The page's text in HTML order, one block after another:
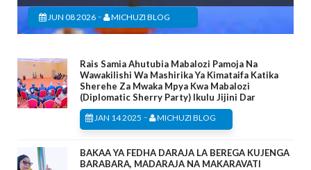
JUN 08 2026 - MICHUZI BLOG
Rais Samia Ahutubia Mabalozi Pamoja Na
Wawakilishi Wa Mashirika Ya Kimataifa Katika
Sherehe Za Mwaka Mpya Kwa Mabalozi
(Diplomatic Sherry Party) Ikulu Jijini Dar
JAN 14 2025 - MICHUZI BLOG
BAKAA YA FEDHA DARAJA LA BEREGA KUJENGA
BARABARA, MADARAJA NA MAKARAVATI